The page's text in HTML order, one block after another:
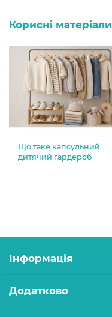
Корисні матеріали
Що таке капсульний
дитячий гардероб
Інформація
Додатково